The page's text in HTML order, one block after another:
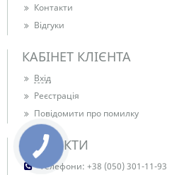
Контакти
Відгуки
КАБІНЕТ КЛІЄНТА
Вхід
Реєстрація
Повідомити про помилку
КОНТАКТИ
Телефони: +38 (050) 301-11-93
КНОПКА
ЗВ'ЯЗКУ